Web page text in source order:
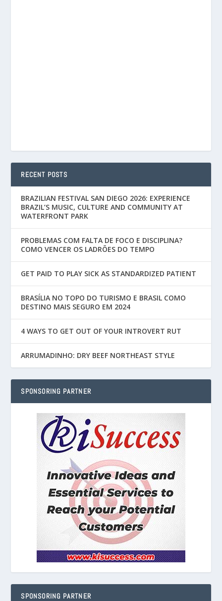
RECENT POSTS
BRAZILIAN FESTIVAL SAN DIEGO 2026: EXPERIENCE
BRAZIL’S MUSIC, CULTURE AND COMMUNITY AT
WATERFRONT PARK
PROBLEMAS COM FALTA DE FOCO E DISCIPLINA?
COMO VENCER OS LADRÕES DO TEMPO
GET PAID TO PLAY SICK AS STANDARDIZED PATIENT
BRASÍLIA NO TOPO DO TURISMO E BRASIL COMO
DESTINO MAIS SEGURO EM 2024
4 WAYS TO GET OUT OF YOUR INTROVERT RUT
ARRUMADINHO: DRY BEEF NORTHEAST STYLE
SPONSORING PARTNER
SPONSORING PARTNER